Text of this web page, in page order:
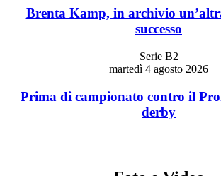
Brenta Kamp, in archivio
successo
Serie B2
martedì 4 agosto 2026
Prima di campionato contro il
derby